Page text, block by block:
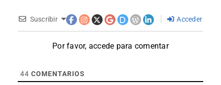
Suscribir Acceder
Por favor, accede para comentar
44 COMENTARIOS